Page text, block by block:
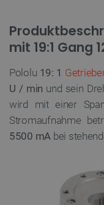
mit 19:1 Gang
Pololu 19: 1
U / min und sein
wird mit einer
Stromaufnahme
5500 mA bei